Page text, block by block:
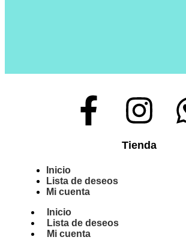
Tienda
Inicio
Lista de deseos
Mi cuenta
Inicio
Lista de deseos
Mi cuenta